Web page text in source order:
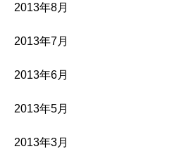
2013年8月
2013年7月
2013年6月
2013年5月
2013年3月